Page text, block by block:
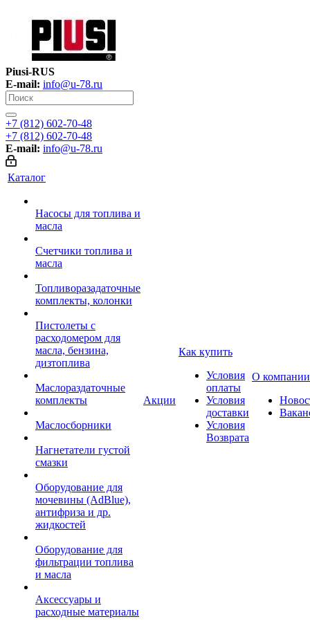
Piusi-RUS
E-mail: info@u-78.ru
+7 (812) 602-70-48
+7 (812) 602-70-48
E-mail: info@u-78.ru
Каталог
Насосы для топлива и
масла
Счетчики топлива и
масла
Топливоразадаточные
комплекты, колонки
Пистолеты с
расходомером для
масла, бензина,
дизтоплива
Маслораздаточные
комплекты
Маслосборники
Нагнетатели густой
смазки
Оборудование для
мочевины (AdBlue),
антифриза и др.
жидкостей
Оборудование для
фильтрации топлива
и масла
Аксессуары и
расходные материалы
Акции
Как купить
Условия
оплаты
Условия
доставки
Условия
Возврата
О компании